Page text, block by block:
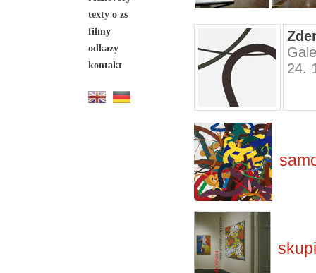
texty o zs
filmy
odkazy
kontakt
24.